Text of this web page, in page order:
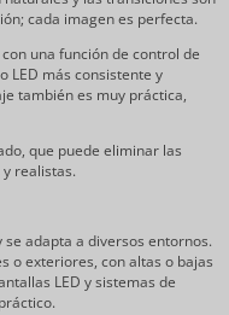
cada imagen es perfecta.
una función de control de
LED más consistente y
también es muy práctica,
que puede eliminar las
realistas.
adapta a diversos entornos.
o exteriores, con altas o bajas
LED y sistemas de